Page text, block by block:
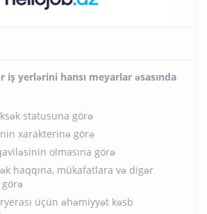
iş yerlərini hansı meyarlar əsasında
statusuna görə
xarakterinə görə
olmasına görə
haqqına, mükafatlara və digər
üçün əhəmiyyət kəsb